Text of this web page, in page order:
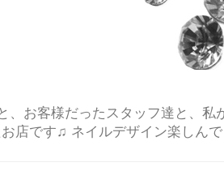
お客様だったスタッフ達と、私
店です♫ ネイルデザイン楽しん